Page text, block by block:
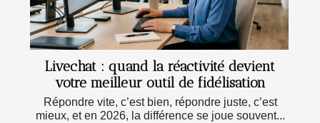
Livechat : quand la réactivité devient
votre meilleur outil de fidélisation
Répondre vite, c’est bien, répondre juste, c’est
mieux, et en 2026, la différence se joue souvent...